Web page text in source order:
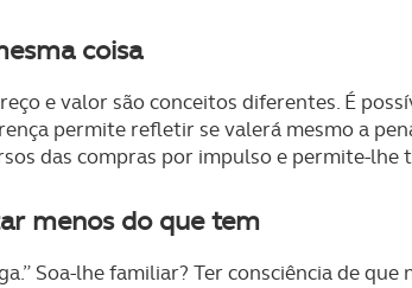
coisa
e valor são conceitos diferentes. É
permite refletir se valerá mesmo a
das compras por impulso e permite-lhe
menos do que tem
Soa-lhe familiar? Ter consciência de